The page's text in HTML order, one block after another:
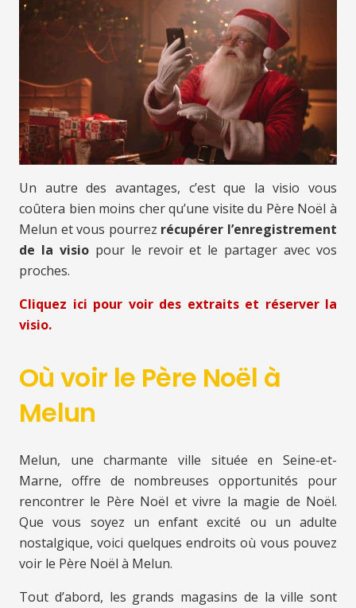
Un autre des avantages, c’est que la visio vous
coûtera bien moins cher qu’une visite du Père Noël à
Melun et vous pourrez récupérer l’enregistrement
de la visiopour le revoir et le partager avec vos
proches.
Cliquez ici pour voir des extraits et réserver la
visio.
Où voir le Père Noël à
Melun
Melun, une charmante ville située en Seine-et-
Marne, offre de nombreuses opportunités pour
rencontrer le Père Noël et vivre la magie de Noël.
Que vous soyez un enfant excité ou un adulte
nostalgique, voici quelques endroits où vous pouvez
voir le Père Noël à Melun.
Tout d’abord, les grands magasins de la ville sont